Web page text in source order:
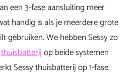
een 3-fase aansluiting meer
handig is als je meerdere grote
gebruiken. We hebben Sessy zo
thuisbatterijop beide systemen
Sessy thuisbatterij op 1-fase.